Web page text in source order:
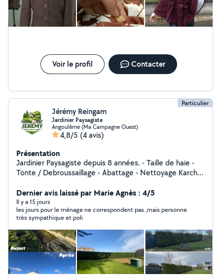
Voir le profil Contacter
Particulier
Jérémy Reingam
Jardinier Paysagiste
Angoulême (Ma Campagne Ouest)
4,8/5 (4 avis)
Présentation
Jardinier Paysagiste depuis 8 années. - Taille de haie -
Tonte / Debroussaillage - Abattage - Nettoyage Karcher
Sérieux, soigné et à l'écoute de vos besoins, je
m'adapte à chaque demande, que ce soit pour un
entretien ponctuel ou régulier. Mon objectif : un jardin
propre, entretenu et agréable à vivre.
Dernier avis laissé par Marie Agnès : 4/5
Il y a 15 jours
les jours pour le ménage ne correspondent pas ,mais personne
très sympathique et poli